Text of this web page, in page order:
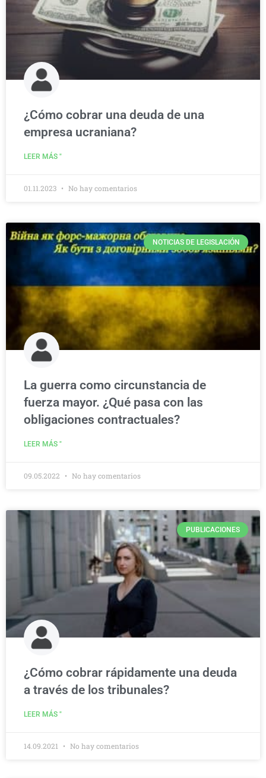
¿Cómo cobrar una deuda de una
empresa ucraniana?
LEER MÁS "
01.11.2023 No hay comentarios
NOTICIAS DE LEGISLACIÓN
La guerra como circunstancia de
fuerza mayor. ¿Qué pasa con las
obligaciones contractuales?
LEER MÁS "
09.05.2022 No hay comentarios
PUBLICACIONES
¿Cómo cobrar rápidamente una deuda
a través de los tribunales?
LEER MÁS "
14.09.2021 No hay comentarios